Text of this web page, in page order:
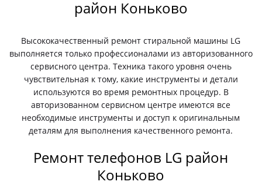
район Коньково
Высококачественный ремонт стиральной машины LG
выполняется только профессионалами из авторизованного
сервисного центра. Техника такого уровня очень
чувствительная к тому, какие инструменты и детали
используются во время ремонтных процедур. В
авторизованном сервисном центре имеются все
необходимые инструменты и доступ к оригинальным
деталям для выполнения качественного ремонта.
Ремонт телефонов LG район
Коньково